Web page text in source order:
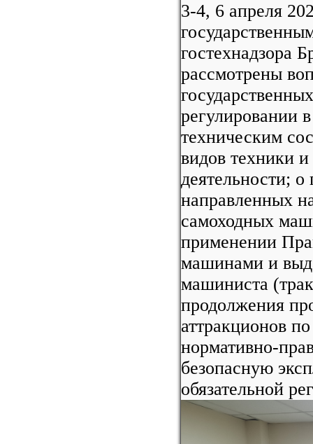
3-4, 6 апреля
гостехнадзора
рассмотрены
регулировании
техническим
видов техники
деятельности;
направленных
самоходных
применении
машинами и
машиниста
продолжения
аттракционов
нормативно-
безопасную
обязательной